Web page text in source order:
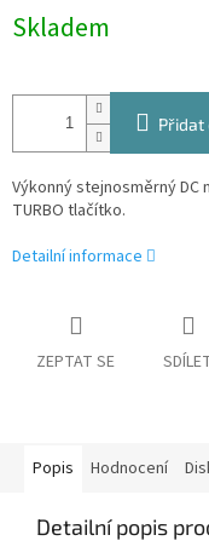
cena:
Skladem
Přidat
Výkonný stejnosměrný DC
TURBO tlačítko.
Detailní informace
ZEPTAT SE
Popis Hodnocení
Detailní popis